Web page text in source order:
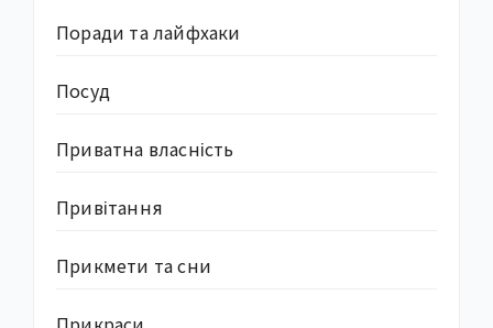
Поради та лайфхаки
Посуд
Приватна власність
Привітання
Прикмети та сни